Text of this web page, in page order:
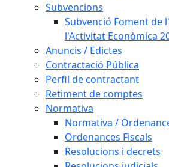
Subvencions
Subvenció Foment de
l'Activitat Econòmica
Anuncis / Edictes
Contractació Pública
Perfil de contractant
Retiment de comptes
Normativa
Normativa /
Ordenances Fiscals
Resolucions i decrets